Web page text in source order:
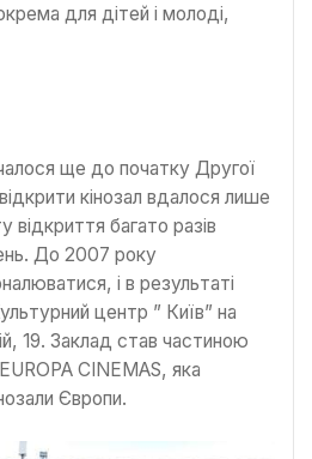
для дітей і молоді,
ще до початку Другої
кінозал вдалося лише
відкриття багато разів
До 2007 року
і в результаті
центр ” Київ” на
19. Заклад став частиною
CINEMAS, яка
Європи.